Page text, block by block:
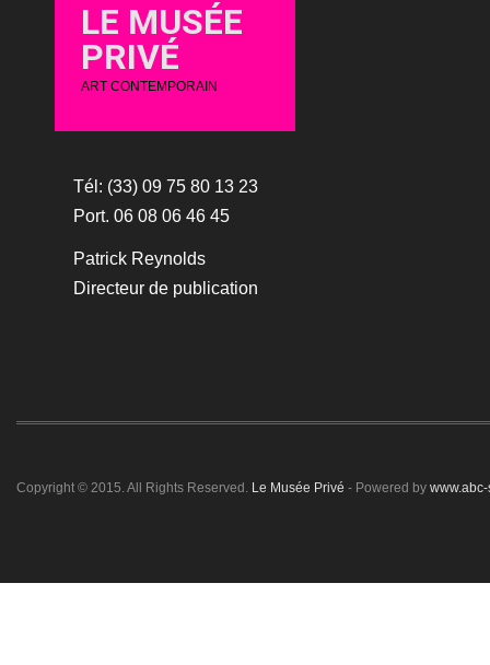
LE MUSÉE
PRIVÉ
ART CONTEMPORAIN
Tél: (33) 09 75 80 13 23
Port. 06 08 06 46 45
Patrick Reynolds
Directeur de publication
Copyright © 2015. All Rights Reserved. Le Musée Privé - Powered by